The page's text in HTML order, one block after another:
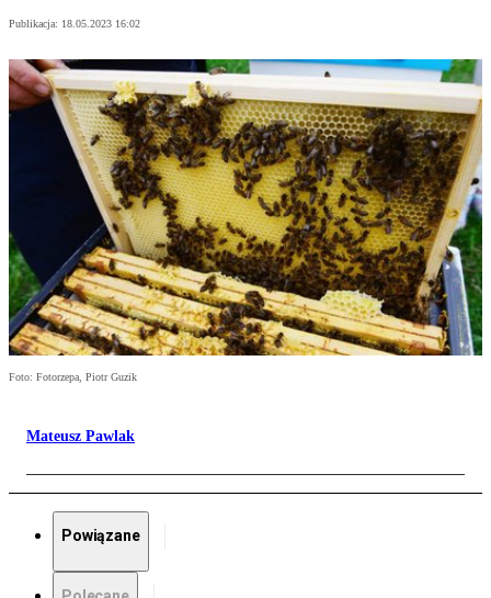
Publikacja: 18.05.2023 16:02
Foto: Fotorzepa, Piotr Guzik
Mateusz Pawlak
Powiązane